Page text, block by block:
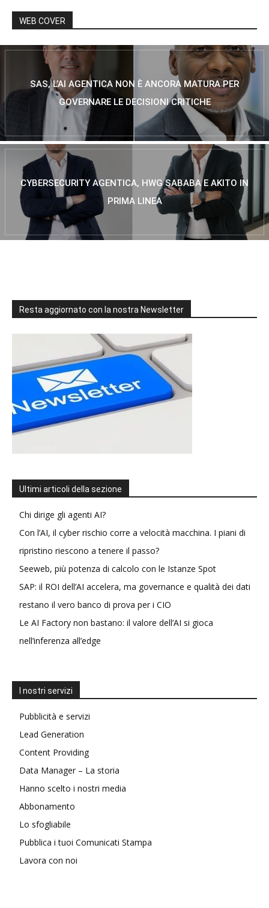
WEB COVER
SAS, L’AI AGENTICA NON È ANCORA MATURA PER
GOVERNARE LE DECISIONI CRITICHE
CYBERSECURITY AGENTICA, HWG SABABA E AKITO IN
PRIMA LINEA
Resta aggiornato con la nostra Newsletter
Ultimi articoli della sezione
Chi dirige gli agenti AI?
Con l’AI, il cyber rischio corre a velocità macchina. I piani di
ripristino riescono a tenere il passo?
Seeweb, più potenza di calcolo con le Istanze Spot
SAP: il ROI dell’AI accelera, ma governance e qualità dei dati
restano il vero banco di prova per i CIO
Le AI Factory non bastano: il valore dell’AI si gioca
nell’inferenza all’edge
I nostri servizi
Pubblicità e servizi
Lead Generation
Content Providing
Data Manager – La storia
Hanno scelto i nostri media
Abbonamento
Lo sfogliabile
Pubblica i tuoi Comunicati Stampa
Lavora con noi